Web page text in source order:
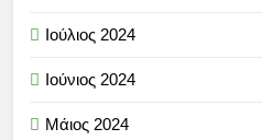
Ιούλιος 2024
Ιούνιος 2024
Μάιος 2024